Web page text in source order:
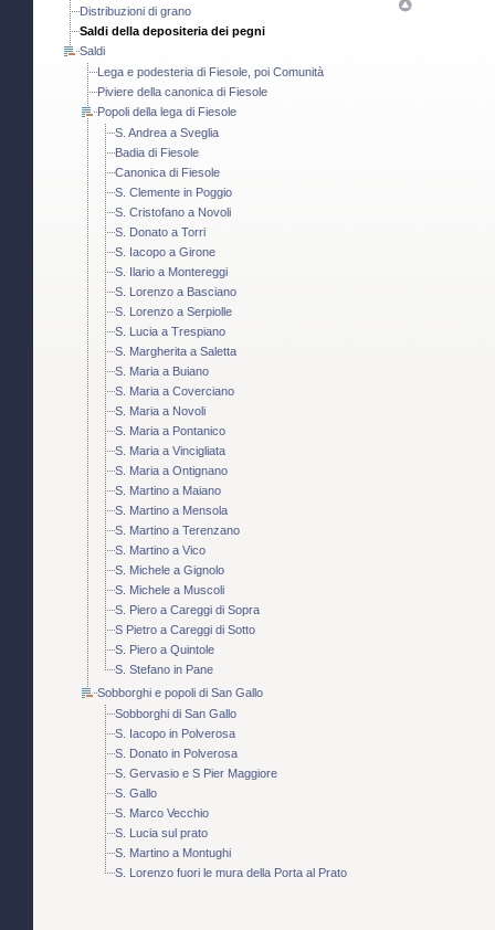
Distribuzioni di grano
Saldi della depositeria dei pegni
Saldi
Lega e podesteria di Fiesole, poi Comunità
Piviere della canonica di Fiesole
Popoli della lega di Fiesole
S. Andrea a Sveglia
Badia di Fiesole
Canonica di Fiesole
S. Clemente in Poggio
S. Cristofano a Novoli
S. Donato a Torri
S. Iacopo a Girone
S. Ilario a Montereggi
S. Lorenzo a Basciano
S. Lorenzo a Serpiolle
S. Lucia a Trespiano
S. Margherita a Saletta
S. Maria a Buiano
S. Maria a Coverciano
S. Maria a Novoli
S. Maria a Pontanico
S. Maria a Vincigliata
S. Maria a Ontignano
S. Martino a Maiano
S. Martino a Mensola
S. Martino a Terenzano
S. Martino a Vico
S. Michele a Gignolo
S. Michele a Muscoli
S. Piero a Careggi di Sopra
S Pietro a Careggi di Sotto
S. Piero a Quintole
S. Stefano in Pane
Sobborghi e popoli di San Gallo
Sobborghi di San Gallo
S. Iacopo in Polverosa
S. Donato in Polverosa
S. Gervasio e S Pier Maggiore
S. Gallo
S. Marco Vecchio
S. Lucia sul prato
S. Martino a Montughi
S. Lorenzo fuori le mura della Porta al Prato